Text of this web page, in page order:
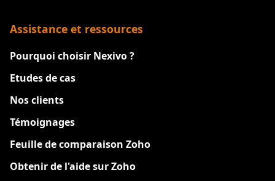
Assistance et ressources
Pourquoi choisir Nexivo ?
Etudes de cas
Nos clients
Témoignages
Feuille de comparaison Zoho
Obtenir de l'aide sur Zoho